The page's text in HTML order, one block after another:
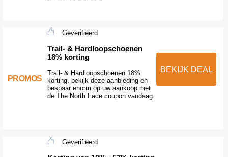
PROMOS
Geverifieerd
Trail- & Hardloopschoenen
18% korting
Trail- & Hardloopschoenen 18%
korting, bekijk deze aanbieding en
bespaar enorm op uw aankoop met
de The North Face coupon vandaag.
BEKIJK DEAL
Geverifieerd